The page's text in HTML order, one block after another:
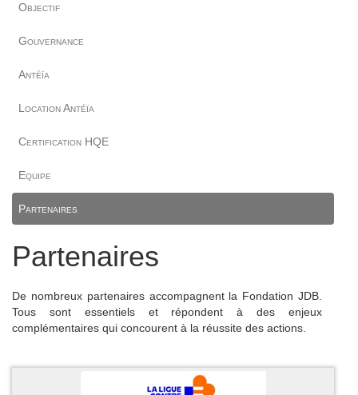
Objectif
Gouvernance
Antéïa
Location Antéïa
Certification HQE
Equipe
Partenaires
Partenaires
De nombreux partenaires accompagnent la Fondation JDB.
Tous sont essentiels et répondent à des enjeux
complémentaires qui concourent à la réussite des actions.